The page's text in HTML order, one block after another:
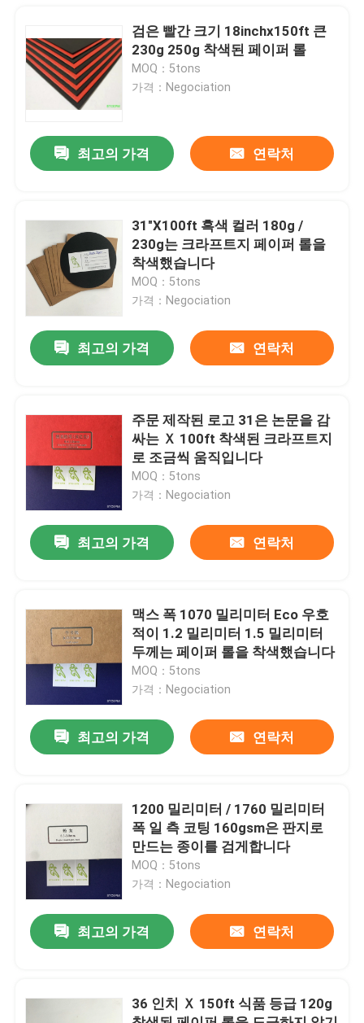
홈
제품 소개
보호 논문에 바닥을 깔기
일시적 바닥 보호 명부
크라프트 지 바닥 보호
논문을 커버하는 구조 바닥
검은 빨간 크기 18inchx150ft 큰
230g 250g 착색된 페이퍼 롤
MOQ：5tons
가격：Negociation
최고의 가격 연락처
31"X100ft 흑색 컬러 180g /
230g는 크라프트지 페이퍼 롤을
착색했습니다
MOQ：5tons
가격：Negociation
최고의 가격 연락처
주문 제작된 로고 31은 논문을 감
싸는 Ｘ 100ft 착색된 크라프트지
로 조금씩 움직입니다
MOQ：5tons
가격：Negociation
최고의 가격 연락처
맥스 폭 1070 밀리미터 Eco 우호
적이 1.2 밀리미터 1.5 밀리미터
두께는 페이퍼 롤을 착색했습니다
MOQ：5tons
가격：Negociation
최고의 가격 연락처
1200 밀리미터 / 1760 밀리미터
폭 일 측 코팅 160gsm은 판지로
만드는 종이를 검게합니다
MOQ：5tons
가격：Negociation
최고의 가격 연락처
36 인치 Ｘ 150ft 식품 등급 120g